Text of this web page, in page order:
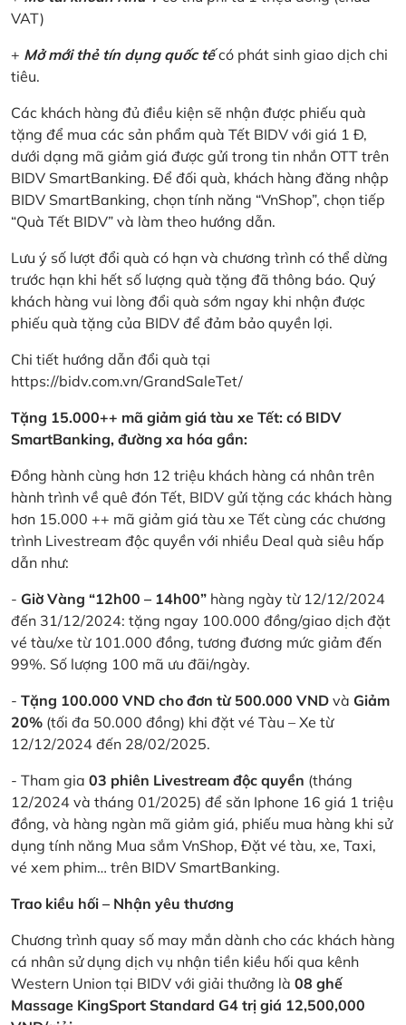
VAT)
+ Mở mới thẻ tín dụng quốc tếcó phát sinh giao dịch chi
tiêu.
Các khách hàng đủ điều kiện sẽ nhận được phiếu quà
tặng để mua các sản phẩm quà Tết BIDV với giá 1 Đ,
dưới dạng mã giảm giá được gửi trong tin nhắn OTT trên
BIDV SmartBanking. Để đối quà, khách hàng đăng nhập
BIDV SmartBanking, chọn tính năng “VnShop”, chọn tiếp
“Quà Tết BIDV” và làm theo hướng dẫn.
Lưu ý số lượt đổi quà có hạn và chương trình có thể dừng
trước hạn khi hết số lượng quà tặng đã thông báo. Quý
khách hàng vui lòng đổi quà sớm ngay khi nhận được
phiếu quà tặng của BIDV để đảm bảo quyền lợi.
Chi tiết hướng dẫn đổi quà tại
https://bidv.com.vn/GrandSaleTet/
Tặng 15.000++ mã giảm giá tàu xe Tết: có BIDV
SmartBanking, đường xa hóa gần:
Đồng hành cùng hơn 12 triệu khách hàng cá nhân trên
hành trình về quê đón Tết, BIDV gửi tặng các khách hàng
hơn 15.000 ++ mã giảm giá tàu xe Tết cùng các chương
trình Livestream độc quyền với nhiều Deal quà siêu hấp
dẫn như:
- Giờ Vàng “12h00 – 14h00” hàng ngày từ 12/12/2024
đến 31/12/2024: tặng ngay 100.000 đồng/giao dịch đặt
vé tàu/xe từ 101.000 đồng, tương đương mức giảm đến
99%. Số lượng 100 mã ưu đãi/ngày.
- Tặng 100.000 VND cho đơn từ 500.000 VND và Giảm
20% (tối đa 50.000 đồng) khi đặt vé Tàu – Xe từ
12/12/2024 đến 28/02/2025.
- Tham gia 03 phiên Livestream độc quyền (tháng
12/2024 và tháng 01/2025) để săn Iphone 16 giá 1 triệu
đồng, và hàng ngàn mã giảm giá, phiếu mua hàng khi sử
dụng tính năng Mua sắm VnShop, Đặt vé tàu, xe, Taxi,
vé xem phim… trên BIDV SmartBanking.
Trao kiều hối – Nhận yêu thương
Chương trình quay số may mắn dành cho các khách hàng
cá nhân sử dụng dịch vụ nhận tiền kiều hối qua kênh
Western Union tại BIDV với giải thưởng là 08 ghế
Massage KingSport Standard G4 trị giá 12,500,000